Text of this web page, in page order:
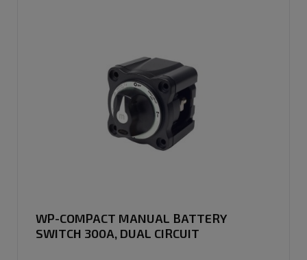
WP-COMPACT MANUAL BATTERY
SWITCH 300A, DUAL CIRCUIT